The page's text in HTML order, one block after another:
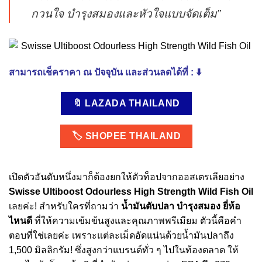
กวนใจ บำรุงสมองและหัวใจแบบจัดเต็ม”
สามารถเช็คราคา ณ ปัจจุบัน และส่วนลดได้ที่ : ⬇️
🔖 LAZADA THAILAND
🏷️ SHOPEE THAILAND
เปิดตัวอันดับหนึ่งมาก็ต้องยกให้ตัวท็อปจากออสเตรเลียอย่าง
Swisse Ultiboost Odourless High Strength Wild Fish Oil
เลยค่ะ! สำหรับใครที่ถามว่า น้ำมันตับปลา บํารุงสมอง ยี่ห้อ
ไหนดี ที่ให้ความเข้มข้นสูงและคุณภาพพรีเมียม ตัวนี้คือคำ
ตอบที่ใช่เลยค่ะ เพราะแต่ละเม็ดอัดแน่นด้วยน้ำมันปลาถึง
1,500 มิลลิกรัม! ซึ่งสูงกว่าแบรนด์ทั่ว ๆ ไปในท้องตลาด ให้